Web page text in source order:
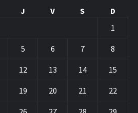
J V S
D
1
5 6 7 8
12 13 14 15
19 20 21 22